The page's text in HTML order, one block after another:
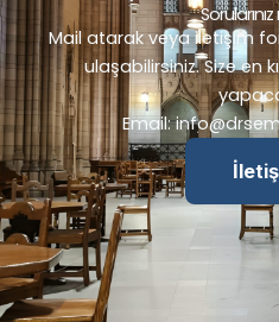
Mail atarak veya iletişim
ulaşabilirsiniz. Size en
Email: